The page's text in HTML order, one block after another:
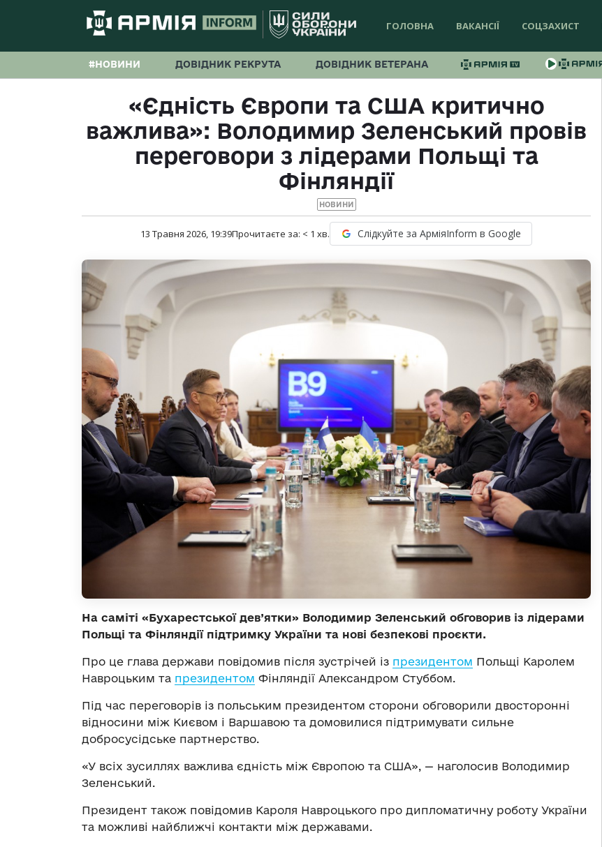
ГОЛОВНА ВАКАНСІЇ СОЦЗАХИСТ
#НОВИНИ ДОВІДНИК РЕКРУТА ДОВІДНИК ВЕТЕРАНА
«Єдність Європи та США критично
важлива»: Володимир Зеленський провів
переговори з лідерами Польщі та
Фінляндії
НОВИНИ
13 Травня 2026, 19:39Прочитаєте за: < 1 хв. Слідкуйте за АрміяInform в Google
На саміті «Бухарестської дев’ятки» Володимир Зеленський обговорив із лідерами
Польщі та Фінляндії підтримку України та нові безпекові проєкти.
Про це глава держави повідомив після зустрічей із президентом Польщі Каролем
Навроцьким та президентом Фінляндії Александром Стуббом.
Під час переговорів із польським президентом сторони обговорили двосторонні
відносини між Києвом і Варшавою та домовилися підтримувати сильне
добросусідське партнерство.
«У всіх зусиллях важлива єдність між Європою та США», — наголосив Володимир
Зеленський.
Президент також повідомив Кароля Навроцького про дипломатичну роботу України
та можливі найближчі контакти між державами.